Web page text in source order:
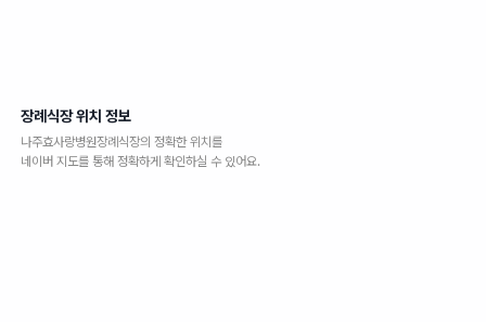
장례식장 위치 정보
나주효사랑병원장례식장의 정확한 위치를
네이버 지도를 통해 정확하게 확인하실 수 있어요.